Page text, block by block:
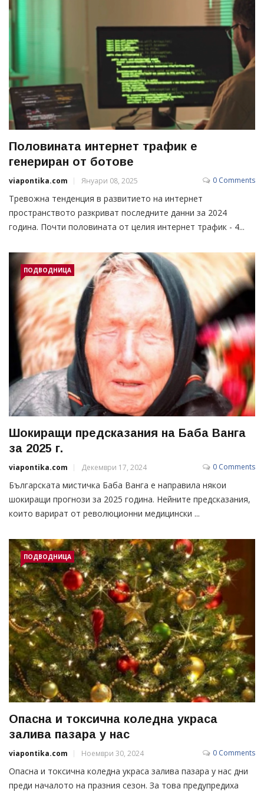
Половината интернет трафик е
генериран от ботове
viapontika.com Януари 08, 2025 0 Comments
Тревожна тенденция в развитието на интернет
пространството разкриват последните данни за 2024
година. Почти половината от целия интернет трафик - 4...
ПОДВОДНИЦА
Шокиращи предсказания на Баба Ванга
за 2025 г.
viapontika.com Декември 17, 2024 0 Comments
Българската мистичка Баба Ванга е направила някои
шокиращи прогнози за 2025 година. Нейните предсказания,
които варират от революционни медицински ...
ПОДВОДНИЦА
Опасна и токсична коледна украса
залива пазара у нас
viapontika.com Ноември 30, 2024 0 Comments
Опасна и токсична коледна украса залива пазара у нас дни
преди началото на празния сезон. За това предупредиха